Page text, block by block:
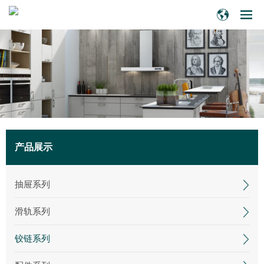
产品展示
抽屉系列
滑轨系列
铰链系列